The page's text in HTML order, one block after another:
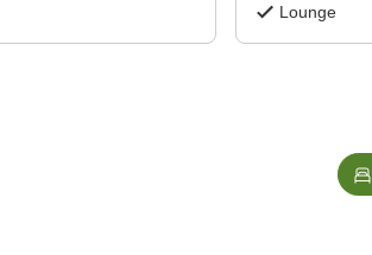
Lounge